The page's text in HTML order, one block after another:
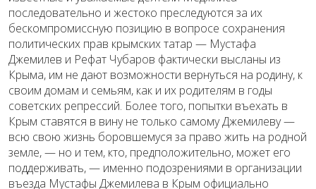
последовательно и жестоко преследуются за их
бескомпромиссную позицию в вопросе сохранения
политических прав крымских татар — Мустафа
Джемилев и Рефат Чубаров фактически высланы из
Крыма, им не дают возможности вернуться на родину, к
своим домам и семьям, как и их родителям в годы
советских репрессий. Более того, попытки въехать в
Крым ставятся в вину не только самому Джемилеву —
всю свою жизнь боровшемуся за право жить на родной
земле, — но и тем, кто, предположительно, может его
поддерживать, — именно подозрениями в организации
въезда Мустафы Джемилева в Крым официально